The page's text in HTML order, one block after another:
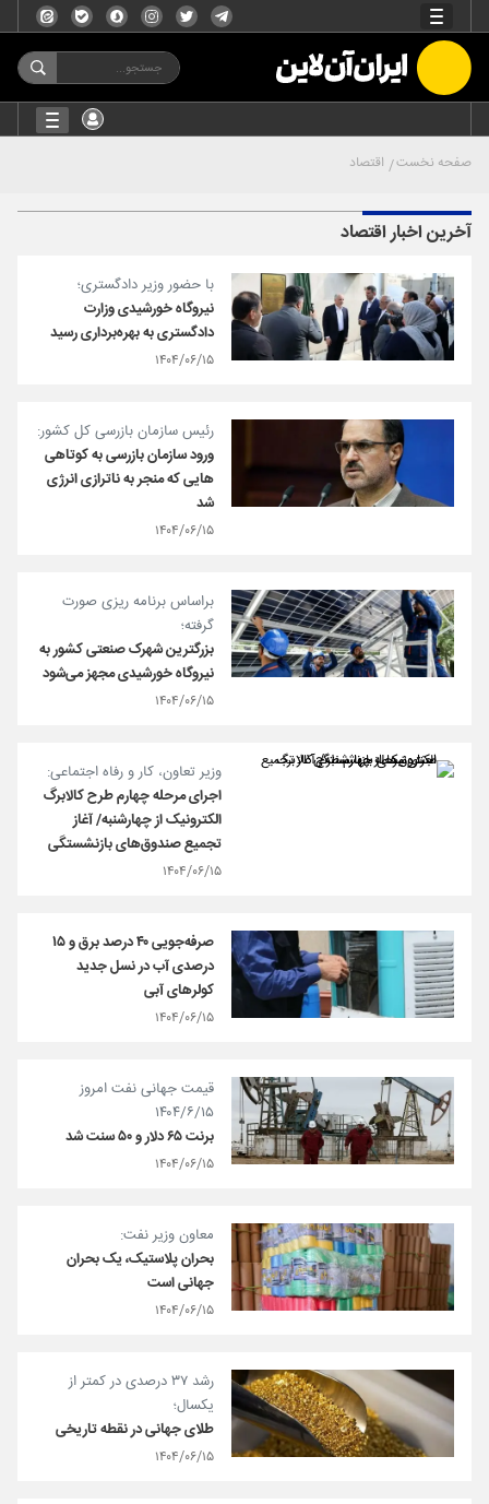
صفحه نخست اقتصاد
آخرین اخبار اقتصاد
با حضور وزیر دادگستری؛
نیروگاه خورشیدی وزارت
دادگستری به بهره‌برداری رسید
۱۴۰۴/۰۶/۱۵
رئیس سازمان بازرسی کل کشور:
ورود سازمان بازرسی به کوتاهی
هایی که منجر به ناترازی انرژی
شد
۱۴۰۴/۰۶/۱۵
براساس برنامه ریزی صورت
گرفته؛
بزرگترین شهرک صنعتی کشور به
نیروگاه خورشیدی مجهز می‌شود
۱۴۰۴/۰۶/۱۵
وزیر تعاون، کار و رفاه اجتماعی:
اجرای مرحله چهارم طرح کالابرگ
الکترونیک از چهارشنبه/ آغاز
تجمیع صندوق‌های بازنشستگی
۱۴۰۴/۰۶/۱۵
صرفه‌جویی ۴۰ درصد برق و ۱۵
درصدی آب در نسل جدید
کولرهای آبی
۱۴۰۴/۰۶/۱۵
قیمت جهانی نفت امروز
۱۴۰۴/۶/۱۵
برنت ۶۵ دلار و ۵۰ سنت شد
۱۴۰۴/۰۶/۱۵
معاون وزیر نفت:
بحران پلاستیک، یک بحران
جهانی است
۱۴۰۴/۰۶/۱۵
رشد ۳۷ درصدی در کمتر از
یکسال؛
طلای جهانی در نقطه تاریخی
۱۴۰۴/۰۶/۱۵